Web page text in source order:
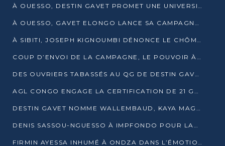
À OUESSO, DESTIN GAVET PROMET UNE UNIVERSITÉ POUR LA SANGHA
À OUESSO, GAVET ELONGO LANCE SA CAMPAGNE SOUS LE SIGNE DU RENOUVEAU
À SIBITI, JOSEPH KIGNOUMBI DÉNONCE LE CHÔMAGE ET LES DÉFAILLANCES DE L’ÉTAT
COUP D’ENVOI DE LA CAMPAGNE, LE POUVOIR À POINTE-NOIRE, L’OPPOSITION À OUESSO ET SIBITI
DES OUVRIERS TABASSÉS AU QG DE DESTIN GAVET À 24 HEURES DE L’OUVERTURE DE LA CAMPAGNE
AGL CONGO ENGAGE LA CERTIFICATION DE 21 GRUTIERS AUX NORMES INTERNATIONALES
DESTIN GAVET NOMME WALLEMBAUD, KAYA MAGANE, BOUDZIKA ET MBOUSSA-ELLAH AUX COMMANDES DE SA CAMPAGNE
DENIS SASSOU-NGUESSO À IMPFONDO POUR LANCER LE CORRIDOR 13
FIRMIN AYESSA INHUMÉ À ONDZA DANS L’ÉMOTION ET LE RECUEILLEMENT